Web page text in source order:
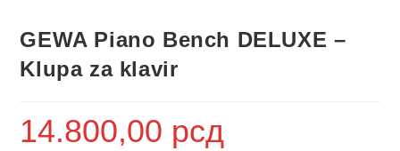
GEWA Piano Bench DELUXE –
Klupa za klavir
14.800,00 рсд